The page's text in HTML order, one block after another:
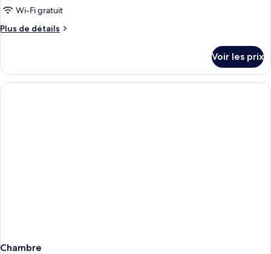
Wi-Fi gratuit
Plus de détails
Plus
le
type
de
Voir les prix
Chambre